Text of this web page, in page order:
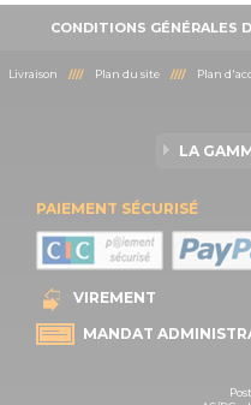
CONDITIONS GÉNÉRALES
Livraison //// Plan du site//// Plan
LA
PAIEMENT SÉCURISÉ
VIREMENT
MANDAT